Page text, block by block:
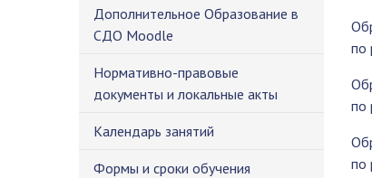
Дополнительное Образование в
СДО Moodle
Нормативно-правовые
документы и локальные акты
Календарь занятий
Формы и сроки обучения
по
по
по